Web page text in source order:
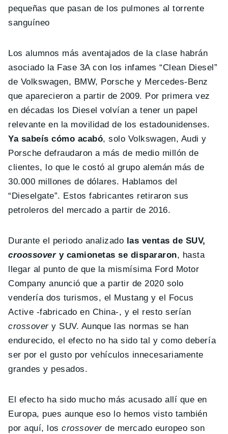
pequeñas que pasan de los pulmones al torrente
sanguíneo
Los alumnos más aventajados de la clase habrán
asociado la Fase 3A con los infames “Clean Diesel”
de Volkswagen, BMW, Porsche y Mercedes-Benz
que aparecieron a partir de 2009. Por primera vez
en décadas los Diesel volvían a tener un papel
relevante en la movilidad de los estadounidenses.
Ya sabeís cómo acabó, solo Volkswagen, Audi y
Porsche defraudaron a más de medio millón de
clientes, lo que le costó al grupo alemán más de
30.000 millones de dólares. Hablamos del
“Dieselgate”. Estos fabricantes retiraron sus
petroleros del mercado a partir de 2016.
Durante el periodo analizado las ventas de SUV,
croossovery camionetas se dispararon, hasta
llegar al punto de que la mismísima Ford Motor
Company anunció que a partir de 2020 solo
vendería dos turismos, el Mustang y el Focus
Active -fabricado en China-, y el resto serían
crossovery SUV. Aunque las normas se han
endurecido, el efecto no ha sido tal y como debería
ser por el gusto por vehículos innecesariamente
grandes y pesados.
El efecto ha sido mucho más acusado allí que en
Europa, pues aunque eso lo hemos visto también
por aquí, loscrossoverde mercado europeo son